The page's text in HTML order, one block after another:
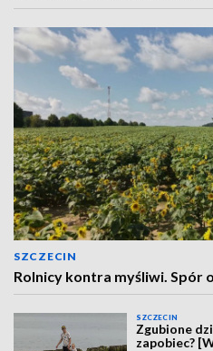
SZCZECIN
Rolnicy kontra myśliwi. Spór
SZCZECIN
Zgubione
zapobiec?